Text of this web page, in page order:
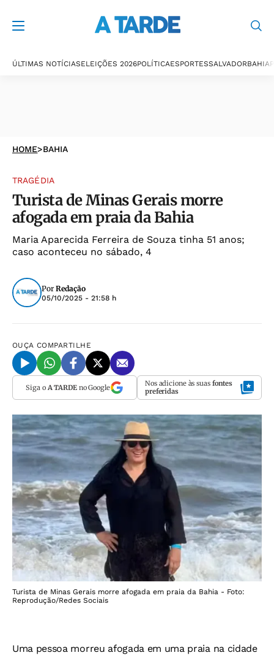
ÚLTIMAS NOTÍCIASELEIÇÕES 2026POLÍTICAESPORTESSALVADORBAHIA
HOME>BAHIA
TRAGÉDIA
Turista de Minas Gerais morre
afogada em praia da Bahia
Maria Aparecida Ferreira de Souza tinha 51 anos;
caso aconteceu no sábado, 4
Por Redação
05/10/2025 - 21:58 h
OUÇA COMPARTILHE
Siga o A TARDEno Google Nos adicione às suas fontes
preferidas
Turista de Minas Gerais morre afogada em praia da Bahia - Foto:
Reprodução/Redes Sociais
Uma pessoa morreu afogada em uma praia na cidade